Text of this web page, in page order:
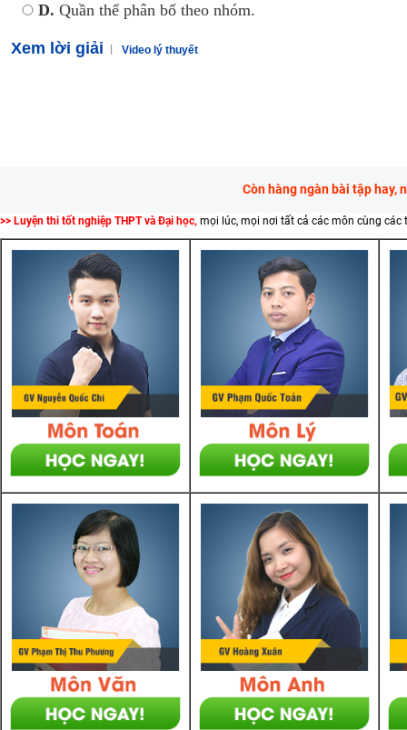
D. Quần thể phân bố theo nhóm.
Xem lời giải Video lý thuyết
Còn hàng ngàn bài tập hay,
>> Luyện thi tốt nghiệp THPT và Đại học, mọi lúc, mọi nơi tất cả các môn cùng các